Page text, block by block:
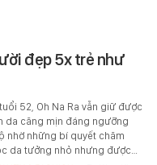
đẹp 5x trẻ như
52, Oh Na Ra vẫn giữ được
da căng mịn đáng ngưỡng
nhờ những bí quyết chăm
da tưởng nhỏ nhưng được…